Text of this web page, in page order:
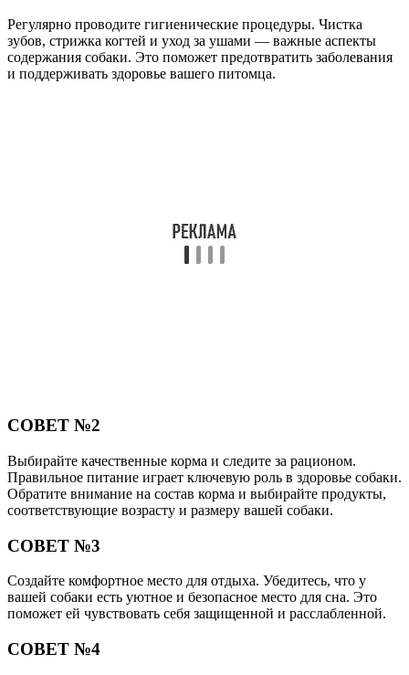
Регулярно проводите гигиенические процедуры. Чистка
зубов, стрижка когтей и уход за ушами — важные аспекты
содержания собаки. Это поможет предотвратить заболевания
и поддерживать здоровье вашего питомца.
СОВЕТ №2
Выбирайте качественные корма и следите за рационом.
Правильное питание играет ключевую роль в здоровье собаки.
Обратите внимание на состав корма и выбирайте продукты,
соответствующие возрасту и размеру вашей собаки.
СОВЕТ №3
Создайте комфортное место для отдыха. Убедитесь, что у
вашей собаки есть уютное и безопасное место для сна. Это
поможет ей чувствовать себя защищенной и расслабленной.
СОВЕТ №4